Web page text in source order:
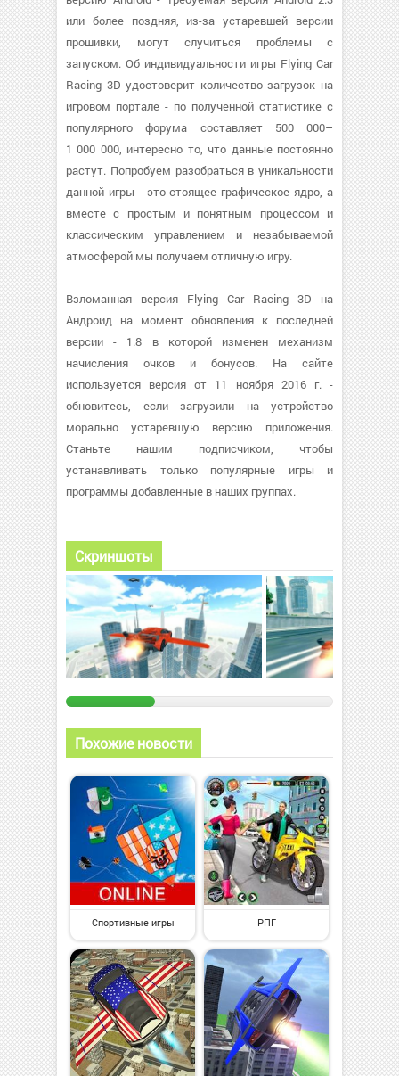
или более поздняя, из-за устаревшей версии
прошивки, могут случиться проблемы с
запуском. Об индивидуальности игры Flying Car
Racing 3D удостоверит количество загрузок на
игровом портале - по полученной статистике с
популярного форума составляет 500 000–
1 000 000, интересно то, что данные постоянно
растут. Попробуем разобраться в уникальности
данной игры - это стоящее графическое ядро, а
вместе с простым и понятным процессом и
классическим управлением и незабываемой
атмосферой мы получаем отличную игру.
Взломанная версия Flying Car Racing 3D на
Андроид на момент обновления к последней
версии - 1.8 в которой изменен механизм
начисления очков и бонусов. На сайте
используется версия от 11 ноября 2016 г. -
обновитесь, если загрузили на устройство
морально устаревшую версию приложения.
Станьте нашим подписчиком, чтобы
устанавливать только популярные игры и
программы добавленные в наших группах.
Скриншоты
Похожие новости
Спортивные игры РПГ